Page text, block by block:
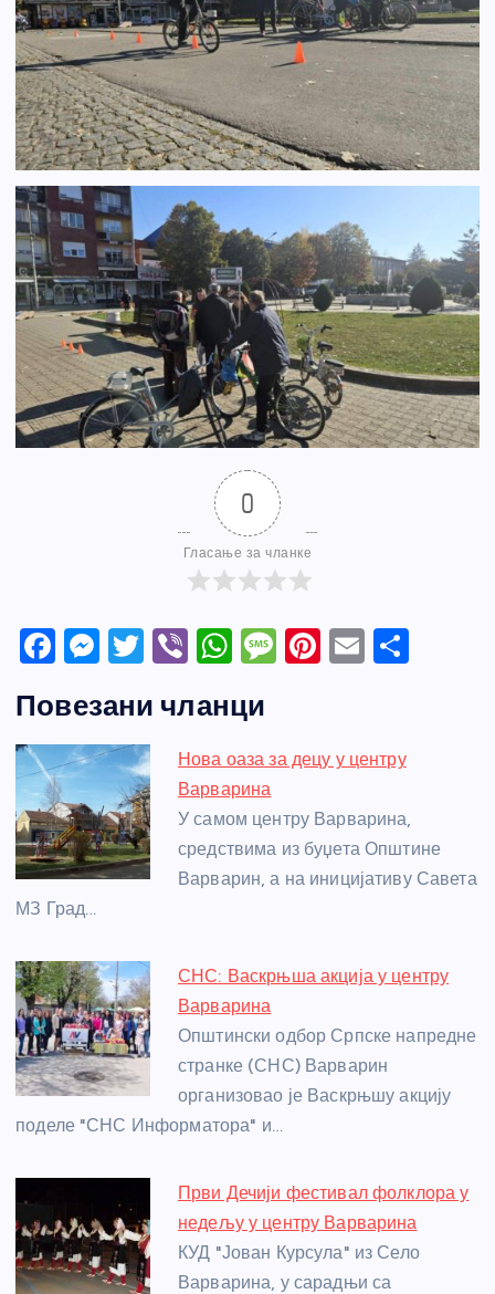
0
Гласање за чланке
F
c
e
b
o
o
k
M
ss
e
n
g
er
T
itt
er
Vi
er
W
at
s
A
p
p
M
a
e
Pi
e
E
Повезани чланци
Нова оаза за децу у центру
Варварина
У самом центру Варварина,
средствима из буџета Општине
Варварин, а на иницијативу Савета
МЗ Град…
СНС: Васкрњша акција у центру
Варварина
Општински одбор Српске напредне
странке (СНС) Варварин
организовао је Васкрњшу акцију
поделе "СНС Информатора" и…
Први Дечији фестивал фолклора у
недељу у центру Варварина
КУД "Јован Курсула" из Село
Варварина, у сарадњи са